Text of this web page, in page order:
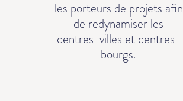
les porteurs de projets afin
de redynamiser les
centres-villes et centres-
bourgs.